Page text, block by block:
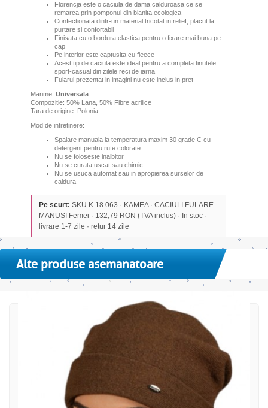
Florencja este o caciula de dama calduroasa ce se
remarca prin pomponul din blanita ecologica
Confectionata dintr-un material tricotat in relief, placut la
purtare si confortabil
Finisata cu o bordura elastica pentru o fixare mai buna pe
cap
Pe interior este captusita cu fleece
Acest tip de caciula este ideal pentru a completa tinutele
sport-casual din zilele reci de iarna
Fularul prezentat in imagini nu este inclus in pret
Marime: Universala
Compozitie: 50% Lana, 50% Fibre acrilice
Tara de origine: Polonia
Mod de intretinere:
Spalare manuala la temperatura maxim 30 grade C cu
detergent pentru rufe colorate
Nu se foloseste inalbitor
Nu se curata uscat sau chimic
Nu se usuca automat sau in apropierea surselor de
caldura
Pe scurt: SKU K.18.063 · KAMEA · CACIULI FULARE
MANUSI Femei · 132,79 RON (TVA inclus) · In stoc ·
livrare 1-7 zile · retur 14 zile
Alte produse asemanatoare